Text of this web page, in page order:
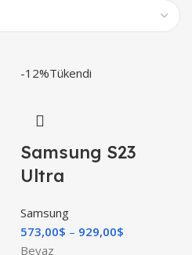
-12%Tükendi
Samsung S23
Ultra
Samsung
573,00$ 929,00$
Beyaz